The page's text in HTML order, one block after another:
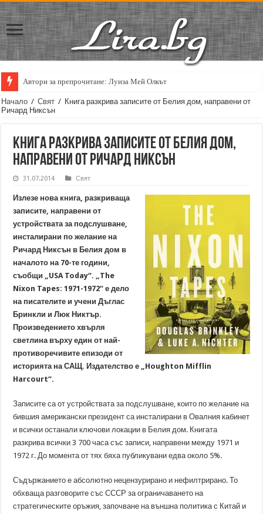
Автори за препрочитане: Луиза Мей Олкът
Начало / Свят / Книга разкрива записите от Белия дом, направени от
Ричард Никсън
Книга разкрива записите от Белия дом,
направени от Ричард Никсън
31.07.2014 Свят
Излезе нова книга, разкриваща
записите, направени от
устройствата за подслушване,
инсталирани по желание на
Ричард Никсън в Белия дом в
началото на 70-те години,
съобщи „USA Today“. „The
Nixon Tapes: 1971-1972“ е дело
на писателите и учени Дъглас
Бринкли и Люк Никтър.
Произведението хвърля
светлина върху един от най-
противоречивите епизоди от
историята на САЩ. Издателство е „Houghton Mifflin
Harcourt“.
Записите са от устройствата за подслушване, които по желание на
бившия американски президент са инсталирани в Овалния кабинет
и всички останали ключови локации в Белия дом. Книгата
разкрива всички 3 700 часа със записи, направени между 1971 и
1972 г. До момента от тях бяха публикувани едва около 5%.
Съдържанието е абсолютно нецензурирано и нефилтрирано. То
обхваща разговорите със СССР за ограничаването на
стратегическите оръжия, започване на външна политика с Китай и